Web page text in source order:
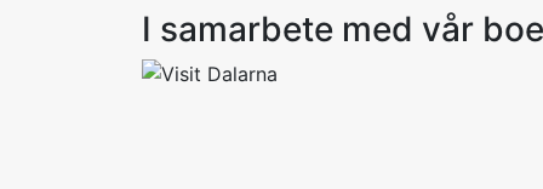
I samarbete med vår